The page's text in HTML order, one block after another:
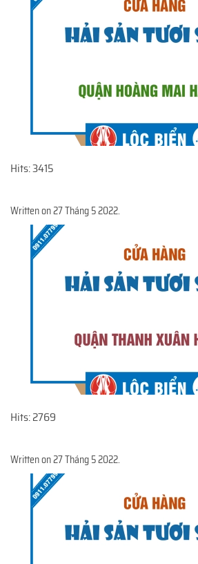
Hits: 3415
Written on27 Tháng 5 2022.
Hits: 2769
Written on27 Tháng 5 2022.